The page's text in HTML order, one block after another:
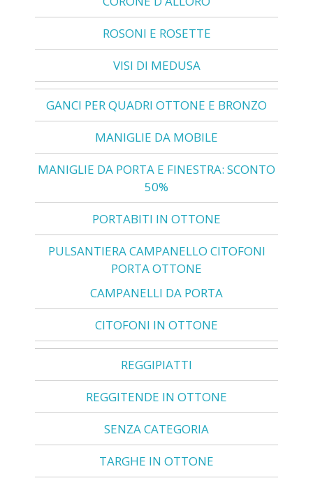
ROSONI E ROSETTE
VISI DI MEDUSA
GANCI PER QUADRI OTTONE E BRONZO
MANIGLIE DA MOBILE
MANIGLIE DA PORTA E FINESTRA: SCONTO
50%
PORTABITI IN OTTONE
PULSANTIERA CAMPANELLO CITOFONI
PORTA OTTONE
CAMPANELLI DA PORTA
CITOFONI IN OTTONE
REGGIPIATTI
REGGITENDE IN OTTONE
SENZA CATEGORIA
TARGHE IN OTTONE